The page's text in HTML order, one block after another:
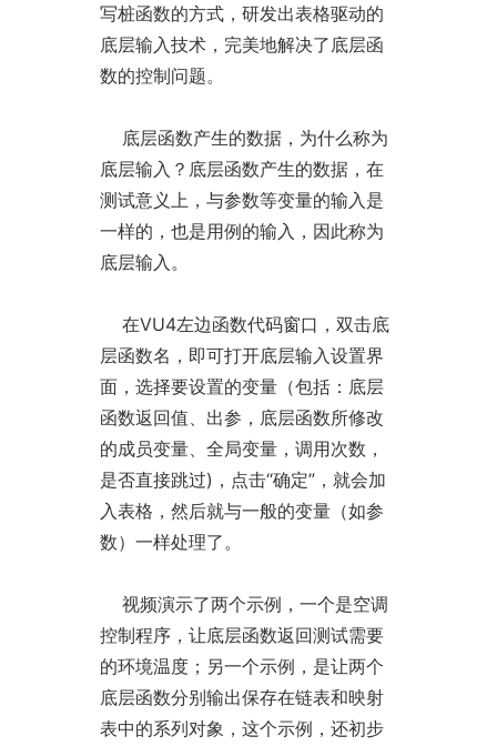
写桩函数的方式，研发出表格驱动的
底层输入技术，完美地解决了底层函
数的控制问题。
底层函数产生的数据，为什么称为
底层输入？底层函数产生的数据，在
测试意义上，与参数等变量的输入是
一样的，也是用例的输入，因此称为
底层输入。
在VU4左边函数代码窗口，双击底
层函数名，即可打开底层输入设置界
面，选择要设置的变量（包括：底层
函数返回值、出参，底层函数所修改
的成员变量、全局变量，调用次数，
是否直接跳过)，点击“确定”，就会加
入表格，然后就与一般的变量（如参
数）一样处理了。
视频演示了两个示例，一个是空调
控制程序，让底层函数返回测试需要
的环境温度；另一个示例，是让两个
底层函数分别输出保存在链表和映射
表中的系列对象，这个示例，还初步